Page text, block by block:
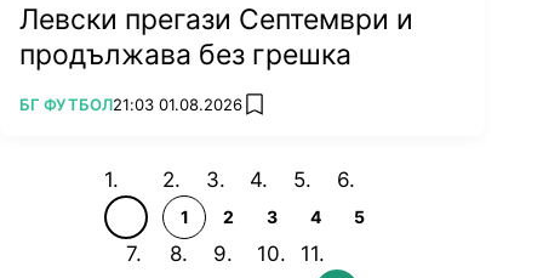
Левски прегази Септември и
продължава без грешка
ПОВЕЧЕ ОТ
БГ ФУТБОЛ21:03 01.08.2026 add favorites
1 2 3 4 5